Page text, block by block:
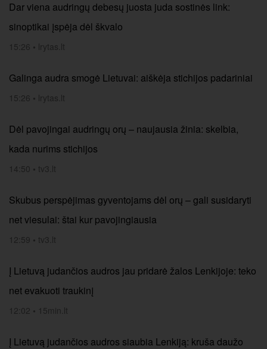
Dar viena audringų debesų juosta juda sostinės link:
sinoptikai įspėja dėl škvalo
15:26 • lrytas.lt
Galinga audra smogė Lietuvai: aiškėja stichijos padariniai
15:26 • lrytas.lt
Dėl pavojingai audringų orų – naujausia žinia: skelbia,
kada nurims stichijos
14:50 • tv3.lt
Skubus perspėjimas gyventojams dėl orų – gali susidaryti
net viesulai: štai kur pavojingiausia
12:59 • tv3.lt
Į Lietuvą judančios audros jau pridarė žalos Lenkijoje: teko
net evakuoti traukinį
12:02 • 15min.lt
Į Lietuvą judančios audros siaubia Lenkiją: kruša daužo